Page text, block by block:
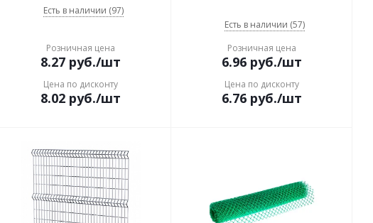
Есть в наличии (97)
Розничная цена
8.27 руб./шт
Цена по дисконту
8.02 руб./шт
Есть в наличии (57)
Розничная цена
6.96 руб./шт
Цена по дисконту
6.76 руб./шт